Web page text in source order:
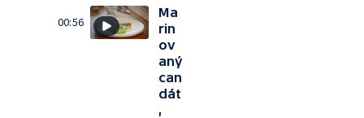
00:56
Ma
rin
ov
aný
can
dát
,